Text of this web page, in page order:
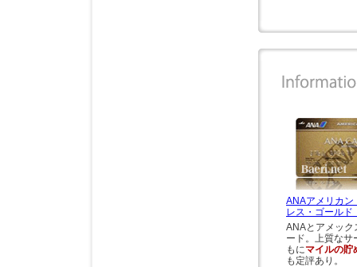
ANAアメリカン
レス・ゴールド
ANAとアメック
ード。上質なサ
もにマイルの貯
も定評あり。